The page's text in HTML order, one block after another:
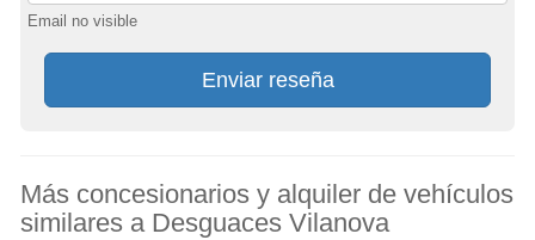
Email no visible
Enviar reseña
Más concesionarios y alquiler de vehículos
similares a Desguaces Vilanova